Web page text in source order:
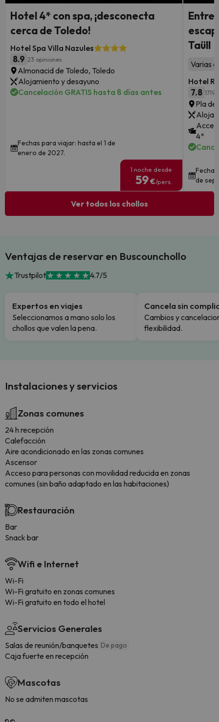
Hotel 4* con spa, ¡desconecta
cerca de Toledo!
Hotel Spa Villa Nazules
8.9 23 opiniones
Almonacid de Toledo, Toledo
Alojamiento y desayuno
Cancelación GRATIS hasta 8 días antes
Fechas para viajar: hasta el 1 de
enero de 2027.
1 noche desde
59€/pers.
Entre
Taüll
Varias
Hotel
7.8 1719
Pla
4*
de
Ver todos los chollos
Ventajas de reservar en Buscounchollo
Trustpilot 4.7/5
Expertos en viajes
Seleccionamos a mano solo los
chollos que valen la pena.
Cancela sin
Cambios y
flexibilidad.
Instalaciones y servicios
Zonas comunes
24 h recepción
Calefacción
Aire acondicionado en las zonas comunes
Ascensor
Acceso para personas con movilidad reducida en zonas
comunes (sin baño adaptado en las habitaciones)
Restauración
Bar
Snack bar
Wifi e Internet
Wi-Fi
Wi-Fi gratuito en zonas comunes
Wi-Fi gratuito en todo el hotel
Servicios Generales
Salas de reunión/banquetes De pago
Caja fuerte en recepción
Mascotas
No se admiten mascotas